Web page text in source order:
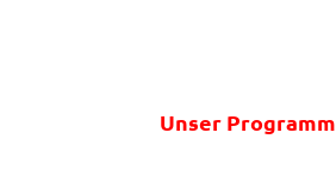
Unser Programm